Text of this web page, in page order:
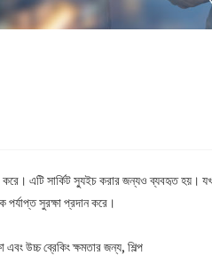
করে। এটি সার্কিট স্যুইচ করার জন্যও ব্যবহৃত হয়।
পর্যাপ্ত সুরক্ষা প্রদান করে।
এবং উচ্চ ব্রেকিং ক্ষমতার জন্য, শিল্প